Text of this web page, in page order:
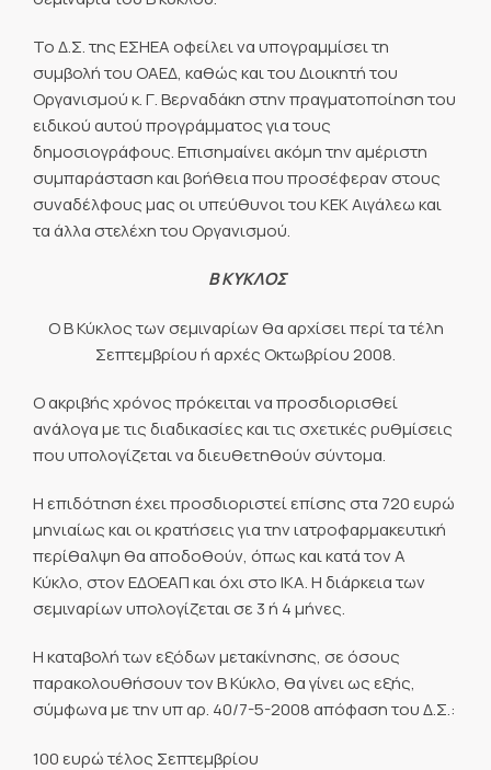
Το Δ.Σ. της ΕΣΗΕΑ οφείλει να υπογραμμίσει τη
συμβολή του ΟΑΕΔ, καθώς και του Διοικητή του
Οργανισμού κ. Γ. Βερναδάκη στην πραγματοποίηση του
ειδικού αυτού προγράμματος για τους
δημοσιογράφους. Επισημαίνει ακόμη την αμέριστη
συμπαράσταση και βοήθεια που προσέφεραν στους
συναδέλφους μας οι υπεύθυνοι του ΚΕΚ Αιγάλεω και
τα άλλα στελέχη του Οργανισμού.
Β ΚΥΚΛΟΣ
Ο Β Κύκλος των σεμιναρίων θα αρχίσει περί τα τέλη
Σεπτεμβρίου ή αρχές Οκτωβρίου 2008.
Ο ακριβής χρόνος πρόκειται να προσδιορισθεί
ανάλογα με τις διαδικασίες και τις σχετικές ρυθμίσεις
που υπολογίζεται να διευθετηθούν σύντομα.
Η επιδότηση έχει προσδιοριστεί επίσης στα 720 ευρώ
μηνιαίως και οι κρατήσεις για την ιατροφαρμακευτική
περίθαλψη θα αποδοθούν, όπως και κατά τον Α
Κύκλο, στον ΕΔΟΕΑΠ και όχι στο ΙΚΑ. Η διάρκεια των
σεμιναρίων υπολογίζεται σε 3 ή 4 μήνες.
Η καταβολή των εξόδων μετακίνησης, σε όσους
παρακολουθήσουν τον Β Κύκλο, θα γίνει ως εξής,
σύμφωνα με την υπ αρ. 40/7-5-2008 απόφαση του Δ.Σ.:
100 ευρώ τέλος Σεπτεμβρίου